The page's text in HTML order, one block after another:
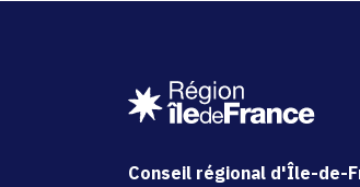
Conseil régional d'Île-de-